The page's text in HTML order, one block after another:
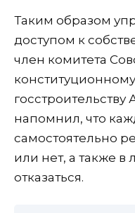
Таким образом
доступом к
член комитета
напомнил, что
самостоятельно
или нет, а также
отказаться.